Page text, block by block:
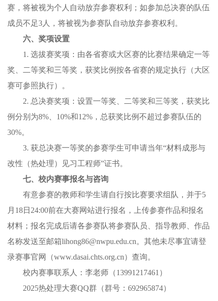
赛，将被视为个人自动放弃参赛权利；如参加总决赛的队伍
成员不足3人，将被视为参赛队自动放弃参赛权利。
六、奖项设置
1. 选拔赛奖项：由各省赛或大区赛的比赛结果确定一等
奖、二等奖和三等奖，获奖比例按各省赛的规定执行（大区
赛可参照执行）。
2. 总决赛奖项：设置一等奖、二等奖和三等奖，获奖比
例分别为8%、10%和12%，总获奖比例不超过参赛队伍的
30%。
3. 获总决赛一等奖的参赛学生可申请当年“材料成形与
改性（热处理）见习工程师”证书。
七、校内赛事报名与咨询
有意参赛的教师和学生请自行按比赛要求组队，并于5
月18日24:00前在大赛网站进行报名，上传参赛作品和报名
材料；报名完成后请各参赛队将参赛队员、指导教师、作品
名称发送至邮箱lihong86@nwpu.edu.cn。其他未尽事宜请登
录赛事官网（www.dasai.chts.org.cn）查询。
校内赛事联系人：李老师（13991217461 ）
2025热处理大赛QQ群（群号：692965874）